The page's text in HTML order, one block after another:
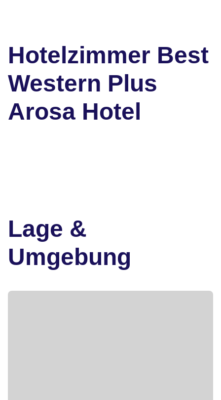
Hotelzimmer Best
Western Plus
Arosa Hotel
Lage &
Umgebung